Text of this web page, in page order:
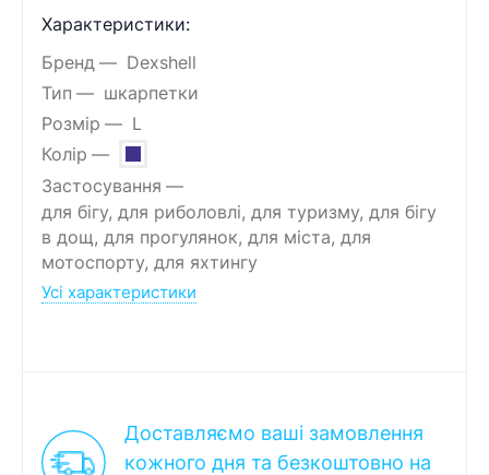
Характеристики:
Бренд
Dexshell
Тип
шкарпетки
Розмір
L
Колір
Застосування
для бігу, для риболовлі, для туризму, для бігу
в дощ, для прогулянок, для міста, для
мотоспорту, для яхтингу
Усі характеристики
Доставляємо ваші замовлення
кожного дня та безкоштовно на